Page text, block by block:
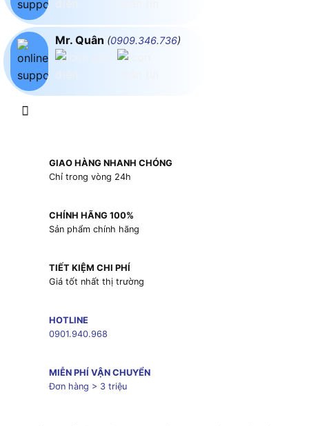
Mr. Quân (0909.346.736)
GIAO HÀNG NHANH CHÓNG
Chỉ trong vòng 24h
CHÍNH HÃNG 100%
Sản phẩm chính hãng
TIẾT KIỆM CHI PHÍ
Giá tốt nhất thị trường
HOTLINE
0901.940.968
MIỄN PHÍ VẬN CHUYỂN
Đơn hàng > 3 triệu